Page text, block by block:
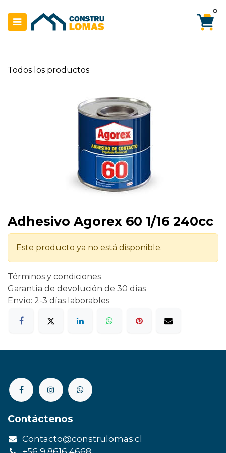
0
Todos los productos
Adhesivo Agorex 60 1/16 240cc
Este producto ya no está disponible.
Términos y condiciones
Garantía de devolución de 30 días
Envío: 2-3 días laborables
Contáctenos
Contacto@construlomas.cl